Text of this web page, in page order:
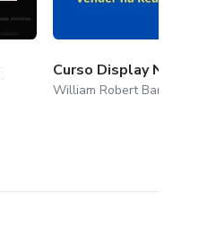
Curso Display Na Prática
William Robert Barros